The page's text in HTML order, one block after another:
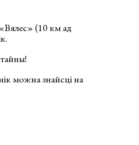
(10 км ад
можна знайсці на